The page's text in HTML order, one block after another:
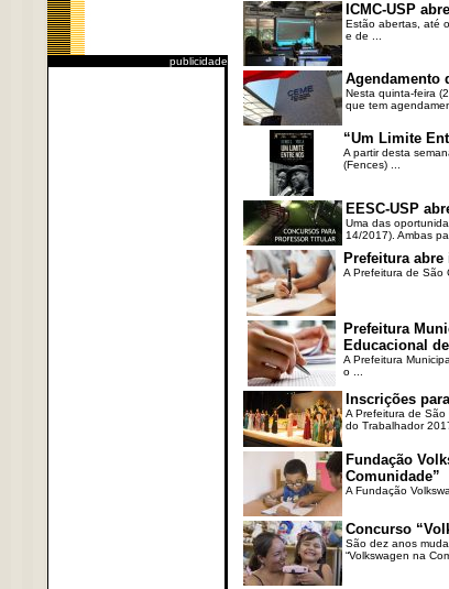
publicidade
ICMC-USP
Estão abertas, até
e de ...
Agendamento
Nesta quinta-feira
que tem
“Um Limite
A partir desta
(Fences) ...
EESC-USP
Uma das
14/2017). Ambas
Prefeitura
A Prefeitura de São
Prefeitura
Educacional
A Prefeitura
o ...
Inscrições
A Prefeitura de São
do Trabalhador
Fundação
Comunidade”
A Fundação
Concurso
São dez anos
“Volkswagen na